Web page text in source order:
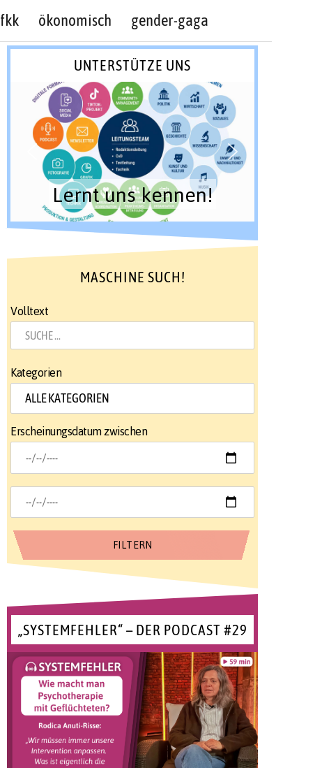
fkk ökonomisch gender-gaga
UNTERSTÜTZE UNS
Lernt uns kennen!
MASCHINE SUCH!
Volltext
Kategorien
Erscheinungsdatum zwischen
„SYSTEMFEHLER“ – DER PODCAST #29